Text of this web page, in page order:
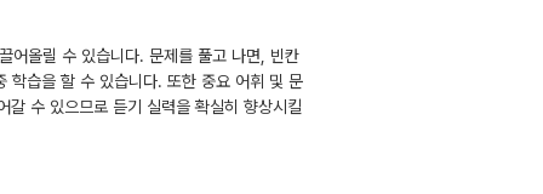
어올릴 수 있습니다. 문제를 풀고 나면, 빈칸
습을 할 수 있습니다. 또한 중요 어휘 및 문
수 있으므로 듣기 실력을 확실히 향상시킬